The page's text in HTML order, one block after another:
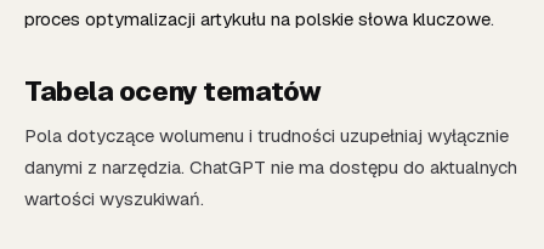
proces optymalizacji artykułu na polskie słowa kluczowe.
Tabela oceny tematów
Pola dotyczące wolumenu i trudności uzupełniaj wyłącznie
danymi z narzędzia. ChatGPT nie ma dostępu do aktualnych
wartości wyszukiwań.